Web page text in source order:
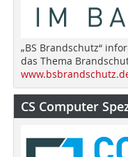
„BS Brandschutz“
das Thema
CS Computer